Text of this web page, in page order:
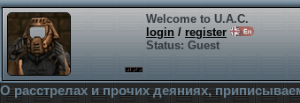
Welcome to U.A.C.
login / register
Status: Guest
О расстрелах и прочих деяниях,